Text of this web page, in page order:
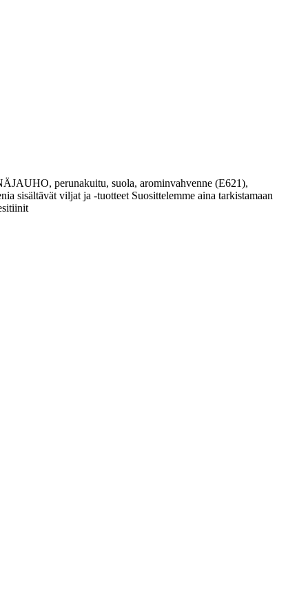
perunakuitu, suola, arominvahvenne (E621),
sisältävät viljat ja -tuotteet Suosittelemme aina tarkistamaan